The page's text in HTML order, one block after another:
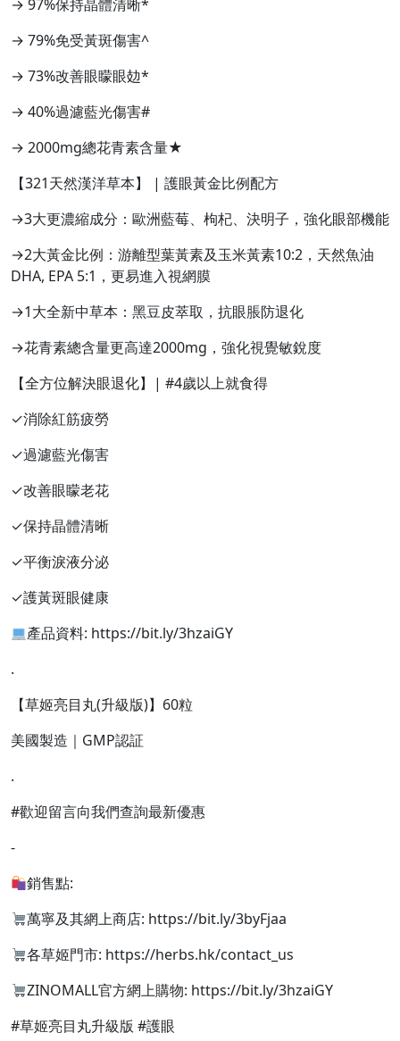
→ 97%保持晶體清晰*
→ 79%免受黃斑傷害^
→ 73%改善眼矇眼攰*
→ 40%過濾藍光傷害#
→ 2000mg總花青素含量★
【321天然漢洋草本】 | 護眼黃金比例配方
→3大更濃縮成分：歐洲藍莓、枸杞、決明子，強化眼部機能
→2大黃金比例：游離型葉黃素及玉米黃素10:2，天然魚油
DHA, EPA 5:1，更易進入視網膜
→1大全新中草本：黑豆皮萃取，抗眼脹防退化
→花青素總含量更高達2000mg，強化視覺敏銳度
【全方位解決眼退化】| #4歲以上就食得
✓消除紅筋疲勞
✓過濾藍光傷害
✓改善眼矇老花
✓保持晶體清晰
✓平衡淚液分泌
✓護黃斑眼健康
產品資料: https://bit.ly/3hzaiGY
.
【草姬亮目丸(升級版)】60粒
美國製造｜GMP認証
.
#歡迎留言向我們查詢最新優惠​
-
銷售點:
萬寧及其網上商店: https://bit.ly/3byFjaa
各草姬門市: https://herbs.hk/contact_us
ZINOMALL官方網上購物: https://bit.ly/3hzaiGY
#草姬亮目丸升級版 #護眼